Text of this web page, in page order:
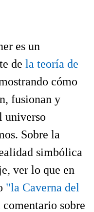
es un
de la teoría de
cómo
fusionan y
universo
Sobre la
simbólica
ver lo que en
"la Caverna del
sobre